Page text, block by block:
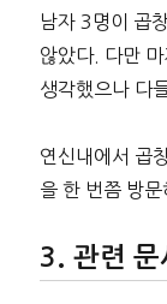
남자 3명이 곱
않았다. 다만
생각했으나 다
연신내에서 곱
을 한 번쯤 방
관련 문